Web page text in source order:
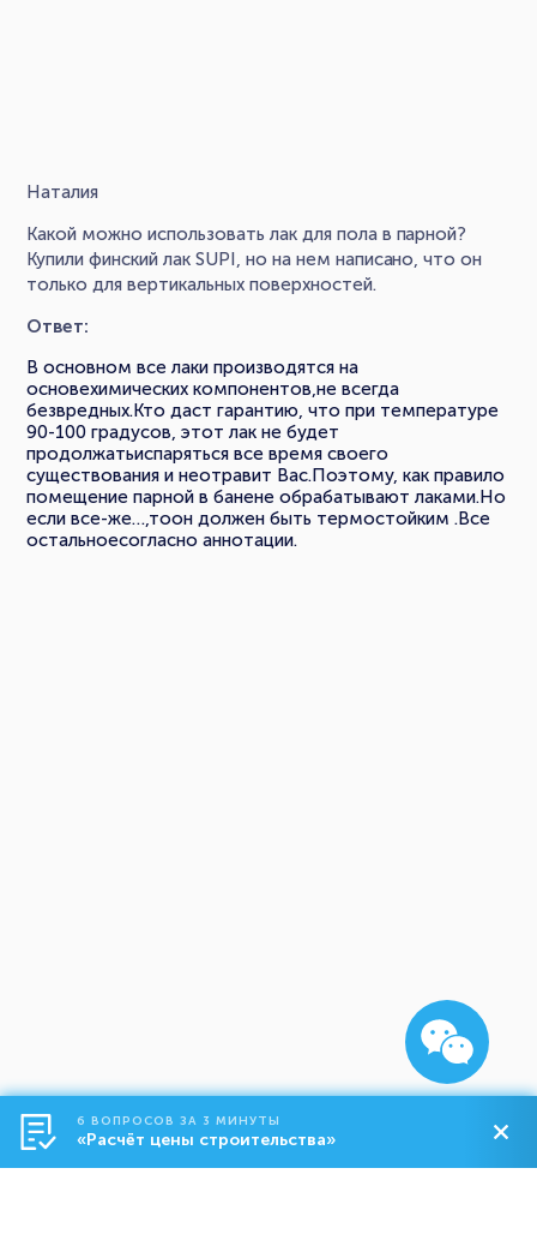
Наталия
Какой можно использовать лак для пола в парной?
Купили финский лак SUPI, но на нем написано, что он
только для вертикальных поверхностей.
Ответ:
В основном все лаки производятся на
основехимических компонентов,не всегда
безвредных.Кто даст гарантию, что при температуре
90-100 градусов, этот лак не будет
продолжатьиспаряться все время своего
существования и неотравит Вас.Поэтому, как правило
помещение парной в банене обрабатывают лаками.Но
если все-же…,тоон должен быть термостойким .Все
остальноесогласно аннотации.
6 ВОПРОСОВ ЗА 3 МИНУТЫ
«Расчёт цены строительства»